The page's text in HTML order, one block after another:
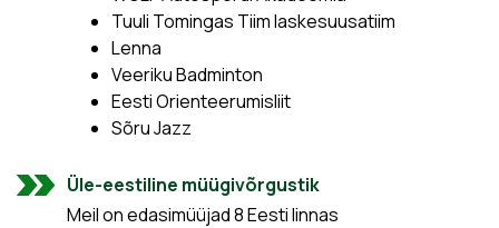
Tuuli Tomingas Tiim laskesuusatiim
Lenna
Veeriku Badminton
Eesti Orienteerumisliit
Sõru Jazz
Üle-eestiline müügivõrgustik
Meil on edasimüüjad 8 Eesti linnas